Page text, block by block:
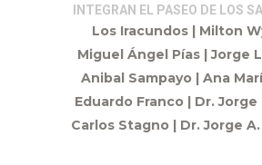
INTEGRAN EL PASEO DE LOS
Los Iracundos | Milton
Miguel Ángel Pías | Jorge
Anibal Sampayo | Ana
Eduardo Franco | Dr.
Carlos Stagno | Dr. Jorge